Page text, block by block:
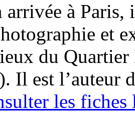
arrivée à Paris,
et
du
Il est l’auteur
les fiches